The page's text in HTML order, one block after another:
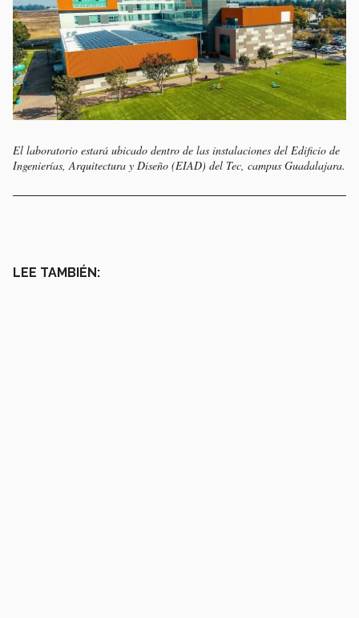
El laboratorio estará ubicado dentro de las instalaciones del Edificio de
Ingenierías, Arquitectura y Diseño (EIAD) del Tec, campus Guadalajara.
LEE TAMBIÉN: